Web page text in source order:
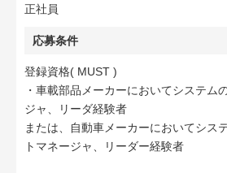
正社員
応募条件
登録資格( MUST )
・車載部品メーカーにおいてシステム
ジャ、リーダ経験者
または、自動車メーカーにおいてシス
トマネージャ、リーダー経験者